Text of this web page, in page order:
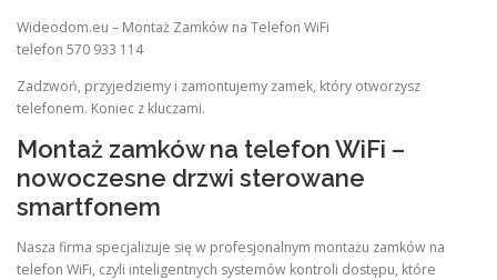
Wideodom.eu – Montaż Zamków na Telefon WiFi
telefon 570 933 114
Zadzwoń, przyjedziemy i zamontujemy zamek, który otworzysz
telefonem. Koniec z kluczami.
Montaż zamków na telefon WiFi –
nowoczesne drzwi sterowane
smartfonem
Nasza firma specjalizuje się w profesjonalnym montażu zamków na
telefon WiFi, czyli inteligentnych systemów kontroli dostępu, które